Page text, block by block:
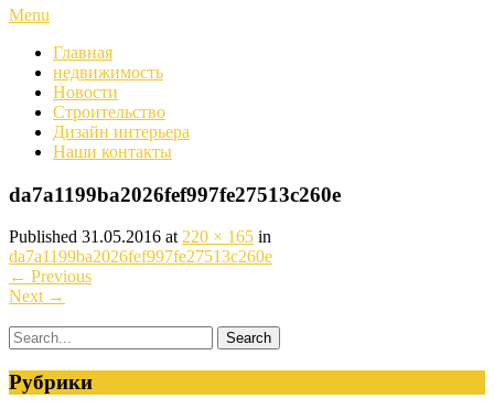
Menu
Главная
недвижимость
Новости
Строительство
Дизайн интерьера
Наши контакты
da7a1199ba2026fef997fe27513c260e
Published 31.05.2016 at 220 × 165 in
da7a1199ba2026fef997fe27513c260e
← Previous
Next →
Рубрики